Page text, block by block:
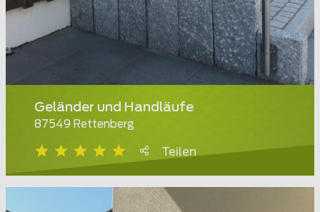
Geländer und Handläufe
87549 Rettenberg
Teilen